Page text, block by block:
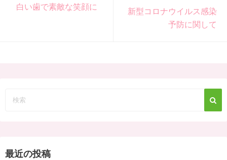
白い歯で素敵な笑顔に
新型コロナウイルス感染
予防に関して
最近の投稿